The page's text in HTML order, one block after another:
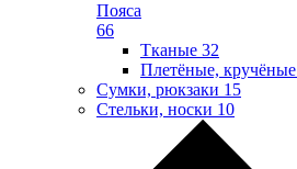
Пояса
66
Тканые 32
Плетёные, кручёные
Сумки, рюкзаки 15
Стельки, носки 10